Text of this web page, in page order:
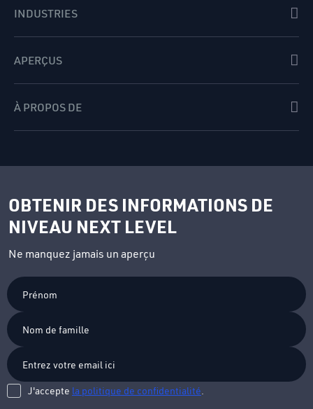
INDUSTRIES
APERÇUS
À PROPOS DE
OBTENIR DES INFORMATIONS DE
NIVEAU NEXT LEVEL
Ne manquez jamais un aperçu
Prénom
Nom
famille
J'accepte la politique de confidentialité